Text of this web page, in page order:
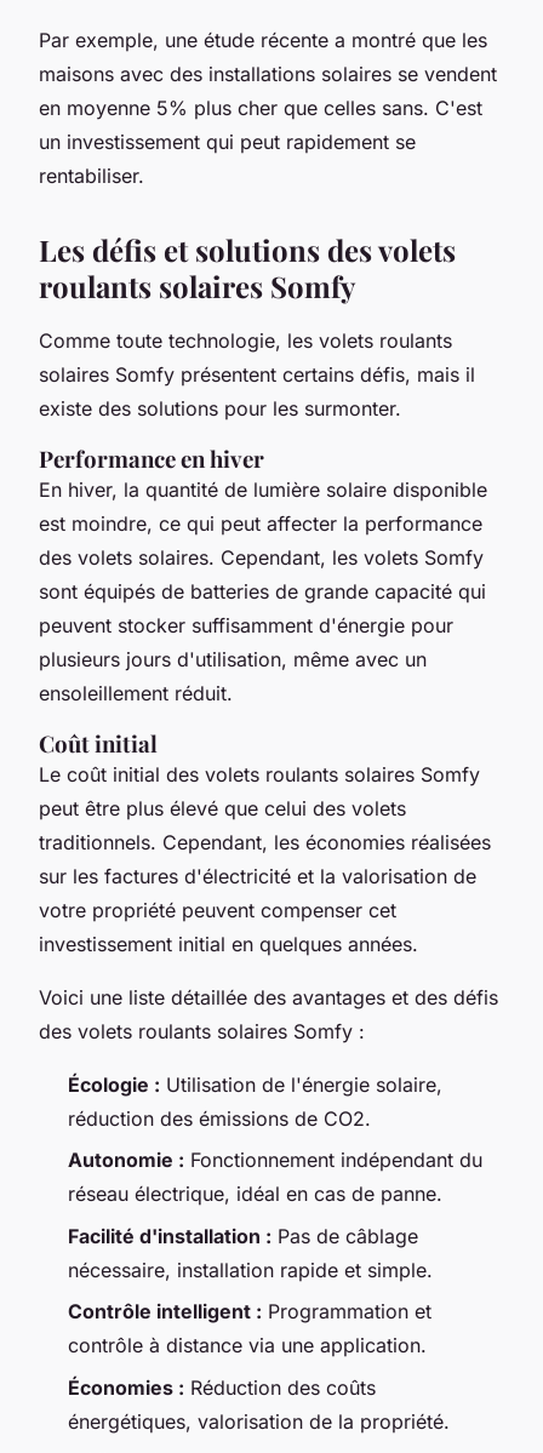
Par exemple, une étude récente a montré que les
maisons avec des installations solaires se vendent
en moyenne 5% plus cher que celles sans. C'est
un investissement qui peut rapidement se
rentabiliser.
Les défis et solutions des volets
roulants solaires Somfy
Comme toute technologie, les volets roulants
solaires Somfy présentent certains défis, mais il
existe des solutions pour les surmonter.
Performance en hiver
En hiver, la quantité de lumière solaire disponible
est moindre, ce qui peut affecter la performance
des volets solaires. Cependant, les volets Somfy
sont équipés de batteries de grande capacité qui
peuvent stocker suffisamment d'énergie pour
plusieurs jours d'utilisation, même avec un
ensoleillement réduit.
Coût initial
Le coût initial des volets roulants solaires Somfy
peut être plus élevé que celui des volets
traditionnels. Cependant, les économies réalisées
sur les factures d'électricité et la valorisation de
votre propriété peuvent compenser cet
investissement initial en quelques années.
Voici une liste détaillée des avantages et des défis
des volets roulants solaires Somfy :
Écologie : Utilisation de l'énergie solaire,
réduction des émissions de CO2.
Autonomie : Fonctionnement indépendant du
réseau électrique, idéal en cas de panne.
Facilité d'installation : Pas de câblage
nécessaire, installation rapide et simple.
Contrôle intelligent : Programmation et
contrôle à distance via une application.
Économies : Réduction des coûts
énergétiques, valorisation de la propriété.